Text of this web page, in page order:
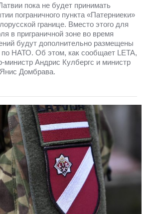
пока не будет принимать
пограничного пункта «Патерниеки»
границе. Вместо этого для
в приграничной зоне во время
будут дополнительно размещены
НАТО. Об этом, как сообщает LETA,
министр Андрис Кулбергс и министр
Домбрава.